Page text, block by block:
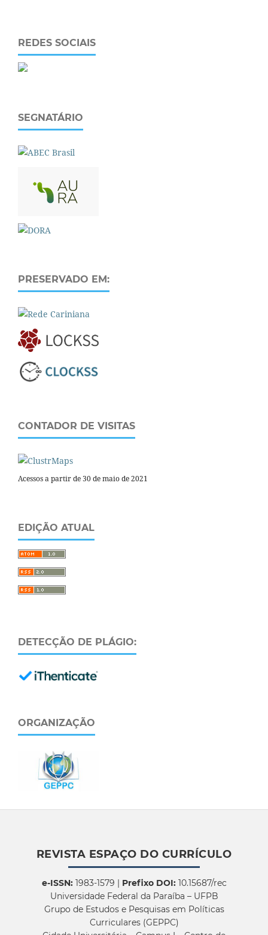
REDES SOCIAIS
SEGNATÁRIO
PRESERVADO EM:
CONTADOR DE VISITAS
Acessos a partir de 30 de maio de 2021
EDIÇÃO ATUAL
DETECÇÃO DE PLÁGIO:
ORGANIZAÇÃO
REVISTA ESPAÇO DO CURRÍCULO
e-ISSN:1983-1579 | Prefixo DOI:10.15687/rec
Universidade Federal da Paraíba – UFPB
Grupo de Estudos e Pesquisas em Políticas
Curriculares (GEPPC)